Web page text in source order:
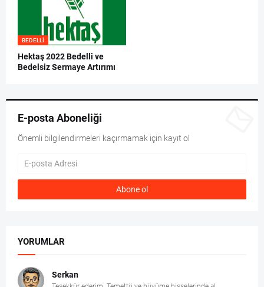
BEDELLI
Hektaş 2022 Bedelli ve
Bedelsiz Sermaye Artırımı
E-posta Aboneliği
Önemli bilgilendirmeleri kaçırmamak için kayıt ol
YORUMLAR
Serkan